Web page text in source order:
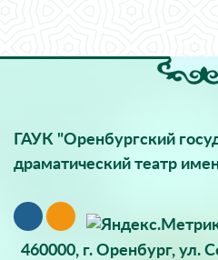
ГАУК "Оренбургский
драматический театр
460000, г. Оренбург, ул.